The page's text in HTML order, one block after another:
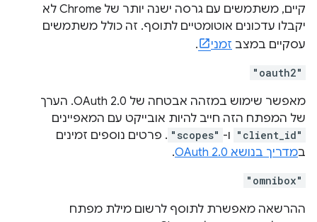
קיים, משתמשים עם גרסה ישנה יותר של Chrome לא
יקבלו עדכונים אוטומטיים לתוסף. זה כולל משתמשים
עסקיים במצב זמני .
"oauth2"
מאפשר שימוש במזהה אבטחה של OAuth 2.0. הערך
של המפתח הזה חייב להיות אובייקט עם המאפיינים
"client_id" ו- "scopes" . פרטים נוספים זמינים
במדריך בנושא OAuth 2.0 .
"omnibox"
ההרשאה מאפשרת לתוסף לרשום מילת מפתח